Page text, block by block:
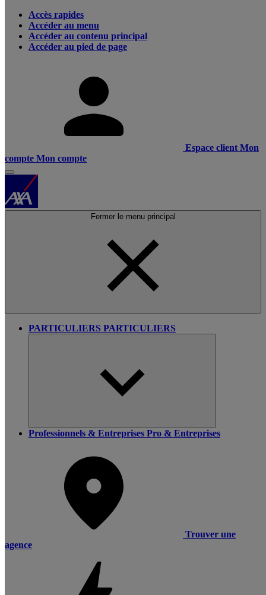
Accès rapides
Accéder au menu
Accéder au contenu principal
Accéder au pied de page
Espace client Mon
compte Mon compte
Fermer le menu principal
PARTICULIERS PARTICULIERS
Professionnels & Entreprises Pro & Entreprises
Trouver une
agence